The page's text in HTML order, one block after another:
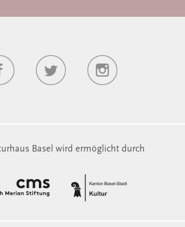
Basel wird ermöglicht durch